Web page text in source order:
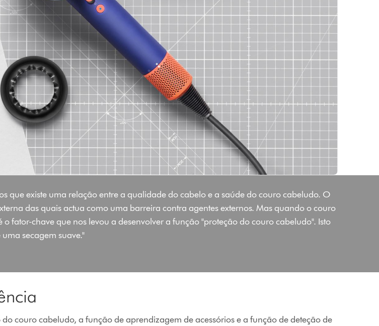
que existe uma relação entre a qualidade do cabelo e a saúde do couro cabeludo. O
das quais actua como uma barreira contra agentes externos. Mas quando o couro
fator-chave que nos levou a desenvolver a função "proteção do couro cabeludo". Isto
secagem suave."
couro cabeludo, a função de aprendizagem de acessórios e a função de deteção de